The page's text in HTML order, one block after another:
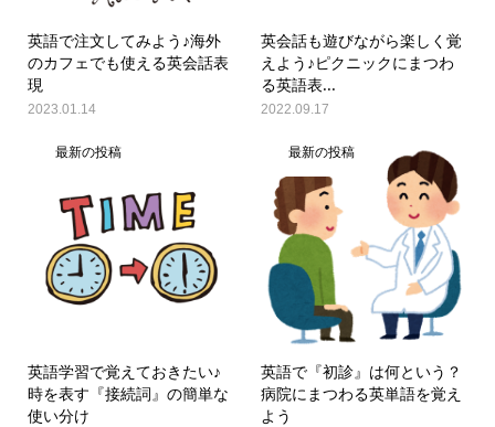
英語で注文してみよう♪海外
のカフェでも使える英会話表
現
2023.01.14
英会話も遊びながら楽しく覚
えよう♪ピクニックにまつわ
る英語表...
2022.09.17
最新の投稿
英語学習で覚えておきたい♪
時を表す『接続詞』の簡単な
使い分け
最新の投稿
英語で『初診』は何という？
病院にまつわる英単語を覚え
よう